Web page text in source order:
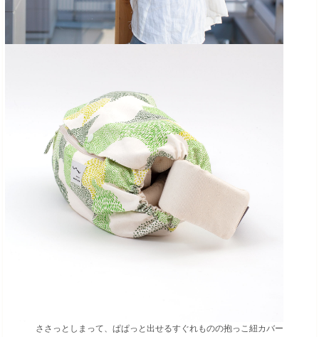
ささっとしまって、ぱぱっと出せるすぐれものの抱っこ紐カバー